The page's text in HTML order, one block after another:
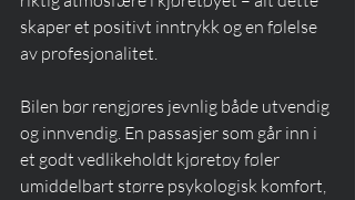
skaper et positivt inntrykk og en følelse
av profesjonalitet.
Bilen bør rengjøres jevnlig både utvendig
og innvendig. En passasjer som går inn i
et godt vedlikeholdt kjøretøy føler
umiddelbart større psykologisk komfort,